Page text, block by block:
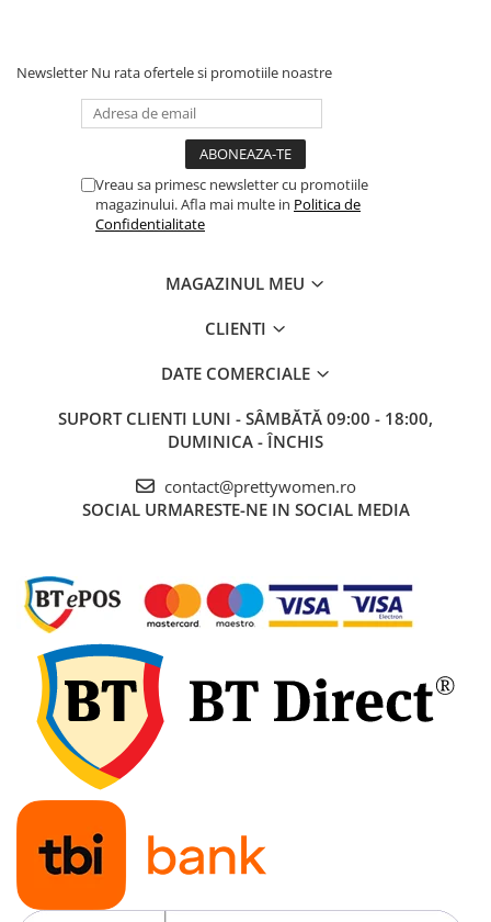
Newsletter Nu rata ofertele si promotiile noastre
Vreau sa primesc newsletter cu promotiile
magazinului. Afla mai multe in Politica de
Confidentialitate
MAGAZINUL MEU
CLIENTI
DATE COMERCIALE
SUPORT CLIENTI LUNI - SÂMBĂTĂ 09:00 - 18:00,
DUMINICA - ÎNCHIS
contact@prettywomen.ro
SOCIAL URMARESTE-NE IN SOCIAL MEDIA